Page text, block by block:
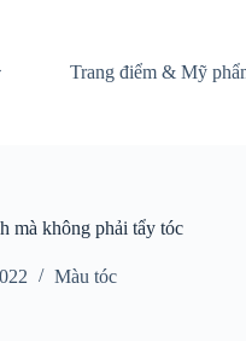
Trang điểm & Mỹ
mà không phải tẩy tóc
Màu tóc